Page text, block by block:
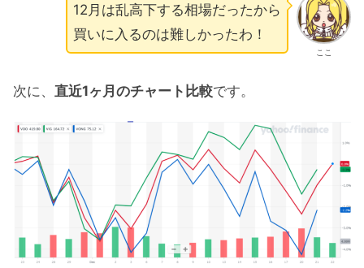
ここ
12月は乱高下する相場だったから
買いに入るのは難しかったわ！
次に、 直近1ヶ月のチャート比較です。